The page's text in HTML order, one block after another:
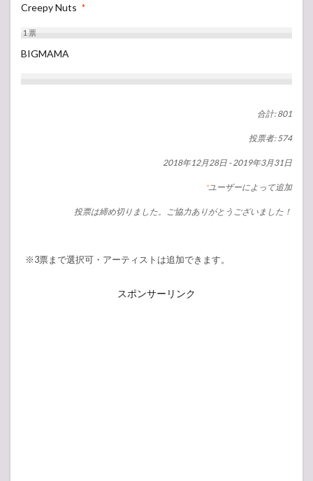
Creepy Nuts *
1票
BIGMAMA
合計: 801
投票者: 574
2018年12月28日 -2019年3月31日
*ユーザーによって追加
投票は締め切りました。ご協力ありがとうございました！
※3票まで選択可・アーティストは追加できます。
スポンサーリンク